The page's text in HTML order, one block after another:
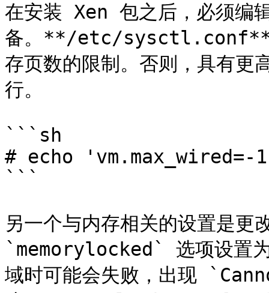
在安装 Xen 包之后，必须编
备。**/etc/sysctl.conf**
存页数的限制。否则，具有更
行。
```sh
# echo
```
另一个与内存相关的设置
`memorylocked` 选项设置
域时可能会失败，出现